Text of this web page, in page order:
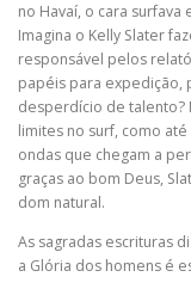
no Havaí, o cara
Imagina o Kelly Slater
responsável pelos
papéis para expedição,
desperdício de talento?
limites no surf, como
ondas que chegam a
graças ao bom Deus,
dom natural.
As sagradas escrituras
a Glória dos homens é